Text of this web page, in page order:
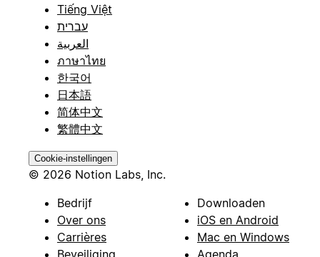
Tiếng Việt
עברית
العربية
ภาษาไทย
한국어
日本語
简体中文
繁體中文
Cookie-instellingen
© 2026 Notion Labs, Inc.
Bedrijf
Over ons
Carrières
Beveiliging
Downloaden
iOS en Android
Mac en Windows
Agenda